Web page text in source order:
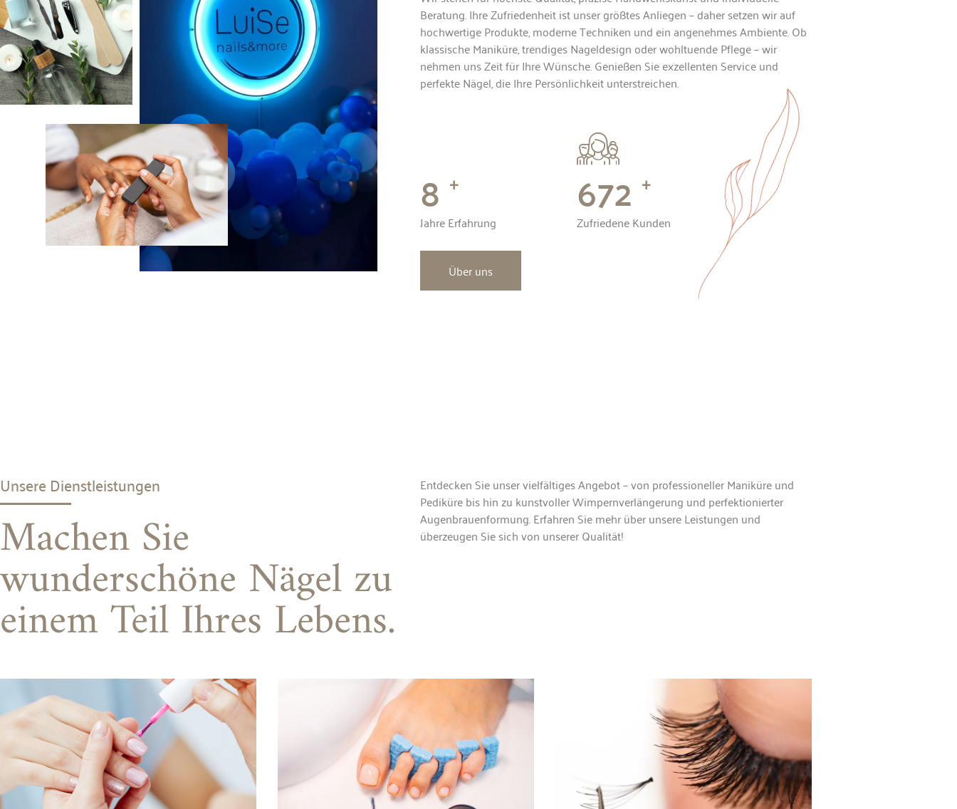
Beratung. Ihre Zufriedenheit ist unser größtes Anliegen – daher setzen wir auf
hochwertige Produkte, moderne Techniken und ein angenehmes Ambiente. Ob
klassische Maniküre, trendiges Nageldesign oder wohltuende Pflege – wir
nehmen uns Zeit für Ihre Wünsche. Genießen Sie exzellenten Service und
perfekte Nägel, die Ihre Persönlichkeit unterstreichen.
10
Jahre Erfahrung 850 +
Zufriedene Kunden
Über uns
Unsere Dienstleistungen
Machen Sie
wunderschöne Nägel zu
einem Teil Ihres Lebens.
Entdecken Sie unser vielfältiges Angebot – von professioneller Maniküre und
Pediküre bis hin zu kunstvoller Wimpernverlängerung und perfektionierter
Augenbrauenformung. Erfahren Sie mehr über unsere Leistungen und
überzeugen Sie sich von unserer Qualität!